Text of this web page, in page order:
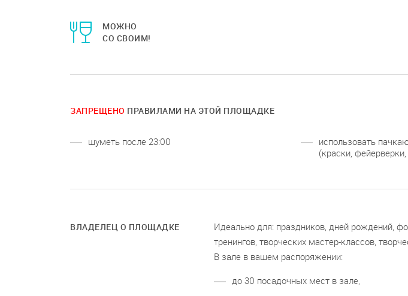
МОЖНО
СО СВОИМ!
ЗАПРЕЩЕНО ПРАВИЛАМИ НА ЭТОЙ ПЛОЩАДКЕ
шуметь после 23:00
использовать
(краски,
ВЛАДЕЛЕЦ О ПЛОЩАДКЕ
Идеально для: праздников, дней рождений,
тренингов, творческих мастер-классов,
В зале в вашем распоряжении:
до 30 посадочных мест в зале,